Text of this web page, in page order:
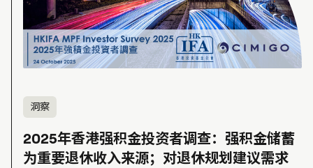
洞察
2025年香港强积金投资者调查：强积金储蓄
为重要退休收入来源；对退休规划建议需求